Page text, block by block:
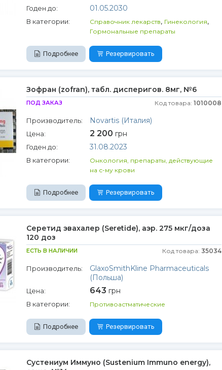
Годен до: 01.05.2030
В категории: Справочник лекарств, Гинекология,
Гормональные препараты
Подробнее Резервировать
Зофран (zofran), табл. дисперигов. 8мг, №6
ПОД ЗАКАЗ Код товара: 1010008
Производитель: Novartis (Италия)
Цена: 2 200 грн
Годен до: 31.08.2023
В категории:
Онкология, препараты, действующие
на с-му крови
Подробнее Резервировать
Серетид эвахалер (Seretide), аэр. 275 мкг/доза
120 доз
ЕСТЬ В НАЛИЧИИ Код товара: 35034
Производитель:
GlaxoSmithKline Pharmaceuticals
(Польша)
Цена: 643 грн
В категории: Противоастматические
Подробнее Резервировать
Сустениум Иммуно (Sustenium Immuno energy),